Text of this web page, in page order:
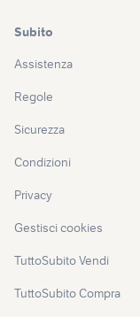
Subito
Assistenza
Regole
Sicurezza
Condizioni
Privacy
Gestisci cookies
TuttoSubito Vendi
TuttoSubito Compra